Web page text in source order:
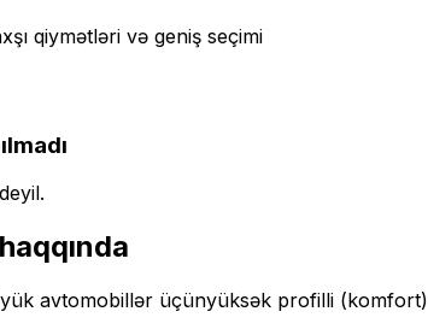
qiymətləri və geniş seçimi
avtomobillər üçünyüksək profilli (komfort)